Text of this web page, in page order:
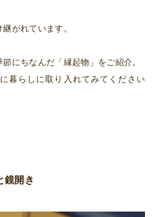
がれています。
にちなんだ「縁起物」をご紹介。
暮らしに取り入れてみてください
鏡開き